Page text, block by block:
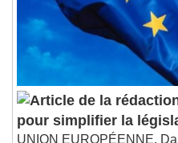
Subtitles
subtitles settings
settings dialog
subtitles off,
Audio Track
Picture-in-Picture
This is a modal window.
pour simplifier la